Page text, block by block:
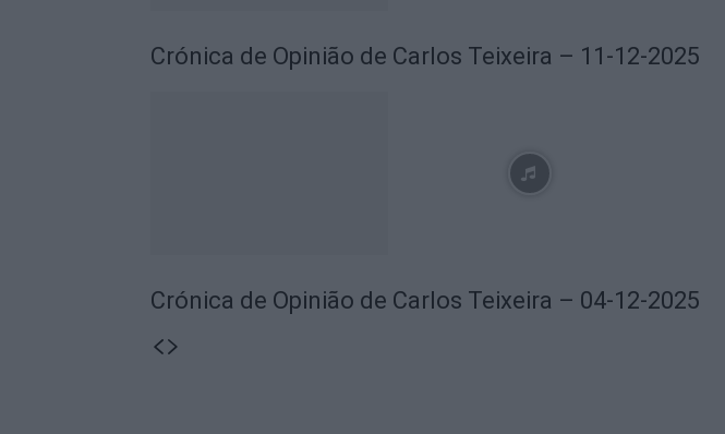
Crónica de Opinião de Carlos Teixeira – 11-12-2025
Crónica de Opinião de Carlos Teixeira – 04-12-2025